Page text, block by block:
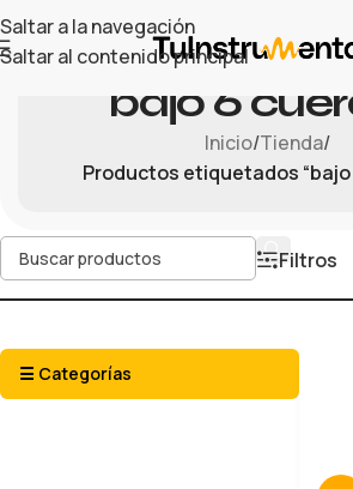
Saltar a la navegación
Saltar al contenido principal
bajo 6
Inicio/Tienda/
Productos etiquetados “bajo
Filtros
☰ Categorías